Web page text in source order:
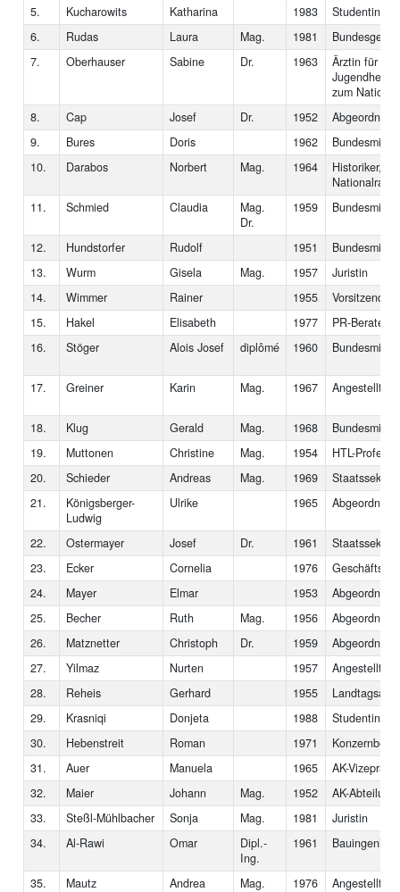
5.
Kucharowits Katharina 1983
Studentin
6.
Rudas Laura Mag. 1981
7.
Oberhauser Sabine Dr. 1963
Ärztin für
zum
8.
Cap Josef Dr. 1952
9.
Bures Doris 1962
10.
Darabos Norbert Mag. 1964
Historiker,
Nationalrat
11.
Schmied Claudia
Mag.
Dr.
1959
12. Hundstorfer Rudolf 1951
13.
Wurm Gisela Mag. 1957
Juristin
14.
Wimmer Rainer 1955
Vorsitzender
15.
Hakel Elisabeth 1977
PR-Beraterin
16.
Stöger Alois Josef diplômé 1960
17. Greiner Karin Mag. 1967 Angestellte
18. Klug Gerald Mag. 1968
19.
Muttonen Christine Mag. 1954
HTL-
20.
Schieder Andreas Mag. 1969
21.
Königsberger-
Ludwig
Ulrike 1965
22. Ostermayer Josef Dr. 1961
23.
Ecker Cornelia 1976
24.
Mayer Elmar 1953
25.
Becher Ruth Mag. 1956
26.
Matznetter Christoph Dr. 1959
27.
Yilmaz Nurten 1957
Angestellte
28.
Reheis Gerhard 1955
29.
Krasniqi Donjeta 1988
Studentin
30.
Hebenstreit Roman 1971
31.
Auer Manuela 1965
AK-
32.
Maier Johann Mag. 1952
AK-
33.
Steßl-Mühlbacher Sonja Mag. 1981
Juristin
34.
Al-Rawi Omar
Dipl.-
Ing.
1961 Bauingenieur
35. Mautz Andrea Mag. 1976
Angestellte